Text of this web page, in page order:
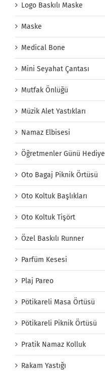
Logo Baskılı Maske
Maske
Medical Bone
Mini Seyahat Çantası
Mutfak Önlüğü
Müzik Alet Yastıkları
Namaz Elbisesi
Öğretmenler Günü Hediye
Oto Bagaj Piknik Örtüsü
Oto Koltuk Başlıkları
Oto Koltuk Tişört
Özel Baskılı Runner
Parfüm Kesesi
Plaj Pareo
Pötikareli Masa Örtüsü
Pötikareli Piknik Örtüsü
Pratik Namaz Kolluk
Rakam Yastığı